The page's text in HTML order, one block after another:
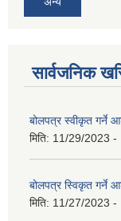
सार्वजनिक
बोलपत्र स्वीकृत गर्ने
मिति: 11/29/2023 -
बोलपत्र स्विकृत गर्ने
मिति: 11/27/2023 -